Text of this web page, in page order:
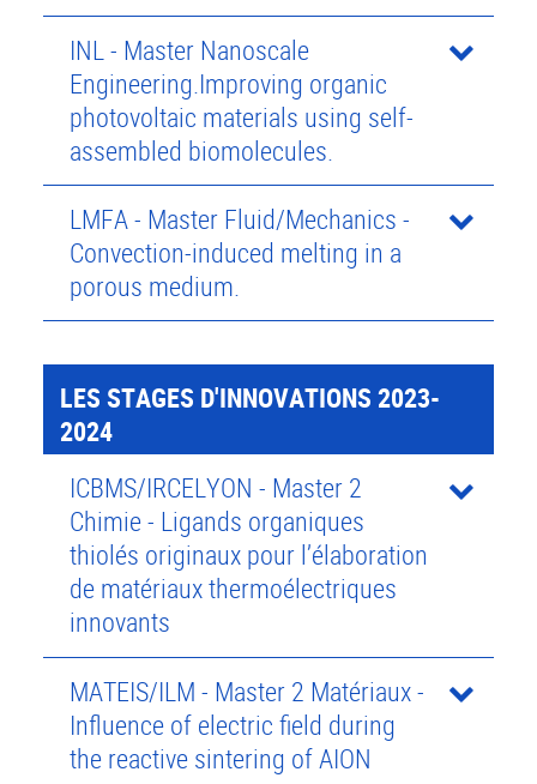
INL - Master Nanoscale
Engineering.Improving organic
photovoltaic materials using self-
assembled biomolecules.
LMFA - Master Fluid/Mechanics -
Convection-induced melting in a
porous medium.
LES STAGES D'INNOVATIONS 2023-
2024
ICBMS/IRCELYON - Master 2
Chimie - Ligands organiques
thiolés originaux pour l’élaboration
de matériaux thermoélectriques
innovants
MATEIS/ILM - Master 2 Matériaux -
Influence of electric field during
the reactive sintering of AION